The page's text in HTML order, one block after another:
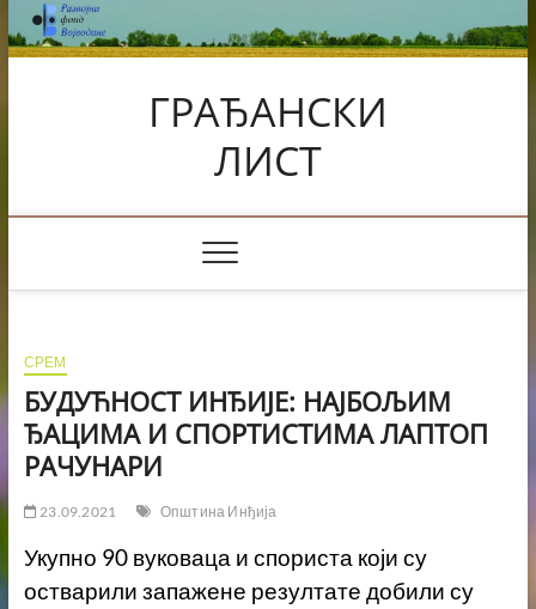
Skip
to
content
ГРАЂАНСКИ
ЛИСТ
СРЕМ
БУДУЋНОСТ ИНЂИЈЕ: НАЈБОЉИМ
ЂАЦИМА И СПОРТИСТИМА ЛАПТОП
РАЧУНАРИ
23.09.2021 Општина Инђија
Укупно 90 вуковаца и спориста који су
остварили запажене резултате добили су